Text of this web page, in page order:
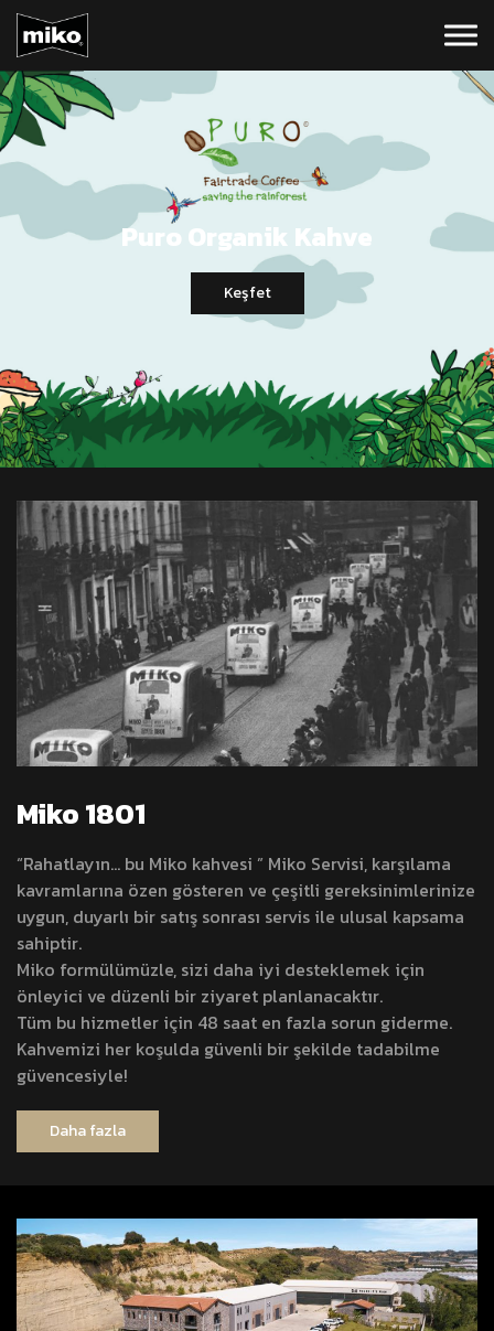
Puro Organik Kahve
Keşfet
Miko 1801
“Rahatlayın… bu Miko kahvesi ” Miko Servisi, karşılama
kavramlarına özen gösteren ve çeşitli gereksinimlerinize
uygun, duyarlı bir satış sonrası servis ile ulusal kapsama
sahiptir.
Miko formülümüzle, sizi daha iyi desteklemek için
önleyici ve düzenli bir ziyaret planlanacaktır.
Tüm bu hizmetler için 48 saat en fazla sorun giderme.
Kahvemizi her koşulda güvenli bir şekilde tadabilme
güvencesiyle!
Daha fazla